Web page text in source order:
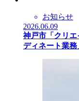
お知らせ
2026.06.09
神戸市「クリ
ディネート業